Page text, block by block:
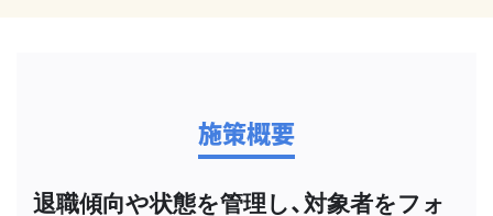
施策概要
退職傾向や状態を管理し、対象者をフォ